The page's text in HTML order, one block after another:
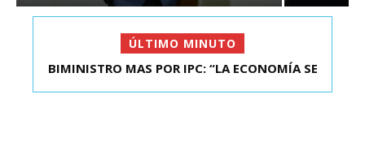
ÚLTIMO MINUTO
KAST SE REUNIÓ CON EL PRESIDENTE ELECTO DE
BIMINISTRO MAS POR IPC: “LA ECONOMÍA SE